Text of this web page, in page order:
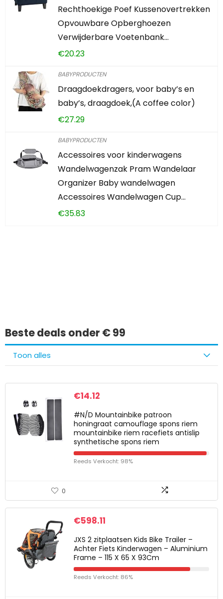
Rechthoekige Poef Kussenovertrekken
Opvouwbare Opberghoezen
Verwijderbare Voetenbank…
€20.23
BABYPRODUCTEN
Draagdoekdragers, voor baby’s en
baby’s, draagdoek,(A coffee color)
€27.29
BABYPRODUCTEN
Accessoires voor kinderwagens
Wandelwagenzak Pram Wandelaar
Organizer Baby wandelwagen
Accessoires Wandelwagen Cup…
€35.83
Beste deals onder € 99
Toon alles
€14.12
#N/D Mountainbike patroon
honingraat camouflage spons riem
mountainbike riem racefiets antislip
synthetische spons riem
Reeds Verkocht: 98%
0
€598.11
JXS 2 zitplaatsen Kids Bike Trailer –
Achter Fiets Kinderwagen – Aluminium
Frame – 115 X 65 X 93Cm
Reeds Verkocht: 86%